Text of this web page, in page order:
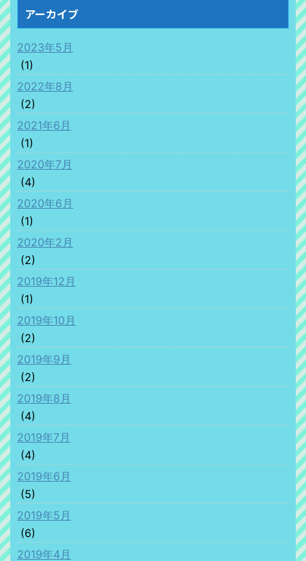
アーカイブ
2023年5月
(1)
2022年8月
(2)
2021年6月
(1)
2020年7月
(4)
2020年6月
(1)
2020年2月
(2)
2019年12月
(1)
2019年10月
(2)
2019年9月
(2)
2019年8月
(4)
2019年7月
(4)
2019年6月
(5)
2019年5月
(6)
2019年4月